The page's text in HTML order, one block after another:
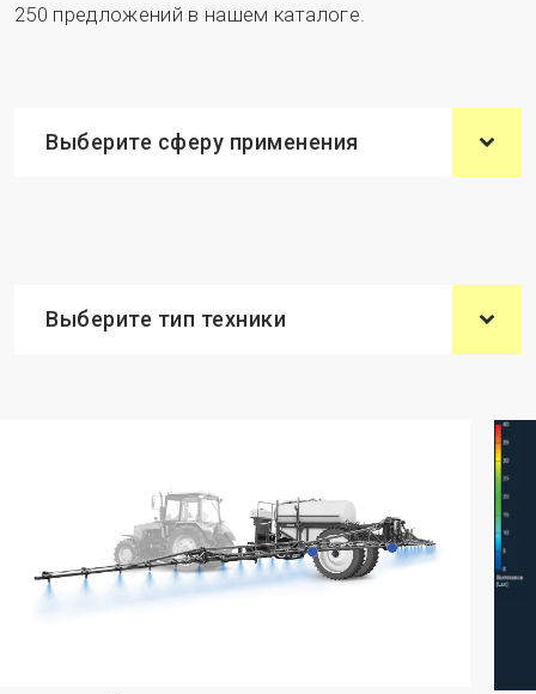
250 предложений в нашем каталоге.
Выберите сферу применения
Выберите тип техники